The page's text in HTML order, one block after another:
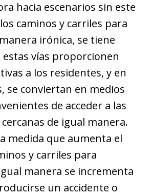
hacia escenarios sin este
caminos y carriles para
irónica, se tiene
estas vías proporcionen
a los residentes, y en
se conviertan en medios
de acceder a las
de igual manera.
medida que aumenta el
y carriles para
manera se incrementa
un accidente o